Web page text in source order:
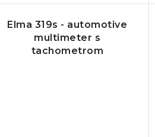
Elma 319s - automotive
multimeter s
tachometrom